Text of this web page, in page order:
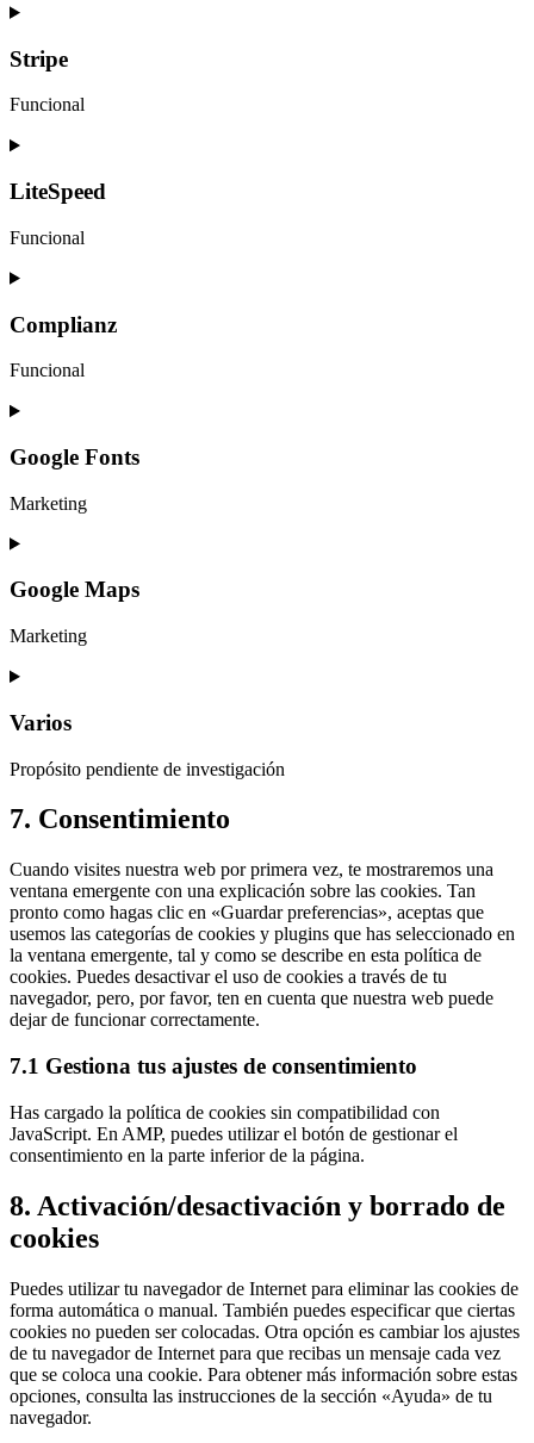
Consent
service
wpforms
Stripe
Funcional
Consent
service
LiteSpeed
Funcional
Consent
service
litespeed
Complianz
Funcional
Consent
service
complianz
Google Fonts
Marketing
Consent
service
google-
fonts
Google Maps
Marketing
Consent
service
maps
Varios
Propósito pendiente de investigación
Consent
to
varios
7. Consentimiento
Cuando visites nuestra web por primera vez, te mostraremos una
ventana emergente con una explicación sobre las cookies. Tan
pronto como hagas clic en «Guardar preferencias», aceptas que
usemos las categorías de cookies y plugins que has seleccionado en
la ventana emergente, tal y como se describe en esta política de
cookies. Puedes desactivar el uso de cookies a través de tu
navegador, pero, por favor, ten en cuenta que nuestra web puede
dejar de funcionar correctamente.
7.1 Gestiona tus ajustes de consentimiento
Has cargado la política de cookies sin compatibilidad con
JavaScript. En AMP, puedes utilizar el botón de gestionar el
consentimiento en la parte inferior de la página.
8. Activación/desactivación y borrado de
cookies
Puedes utilizar tu navegador de Internet para eliminar las cookies de
forma automática o manual. También puedes especificar que ciertas
cookies no pueden ser colocadas. Otra opción es cambiar los ajustes
de tu navegador de Internet para que recibas un mensaje cada vez
que se coloca una cookie. Para obtener más información sobre estas
opciones, consulta las instrucciones de la sección «Ayuda» de tu
navegador.